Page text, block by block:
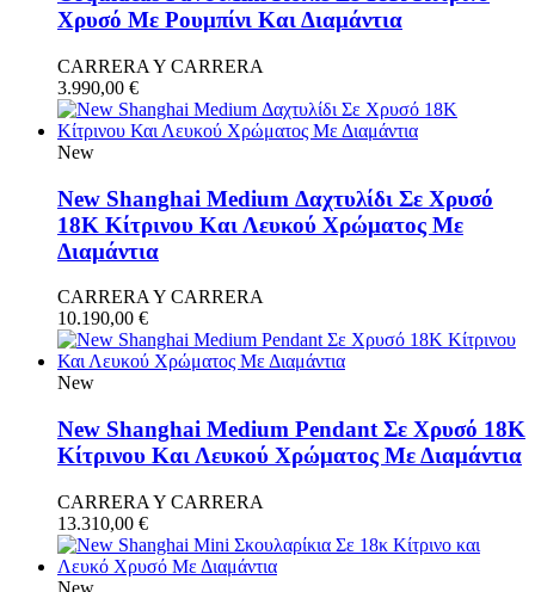
Χρυσό Με Ρουμπίνι Και Διαμάντια
CARRERA Y CARRERA
3.990,00 €
New
New Shanghai Medium Δαχτυλίδι Σε Χρυσό
18Κ Κίτρινου Και Λευκού Χρώματος Με
Διαμάντια
CARRERA Y CARRERA
10.190,00 €
New
New Shanghai Medium Pendant Σε Χρυσό 18Κ
Κίτρινου Και Λευκού Χρώματος Με Διαμάντια
CARRERA Y CARRERA
13.310,00 €
New